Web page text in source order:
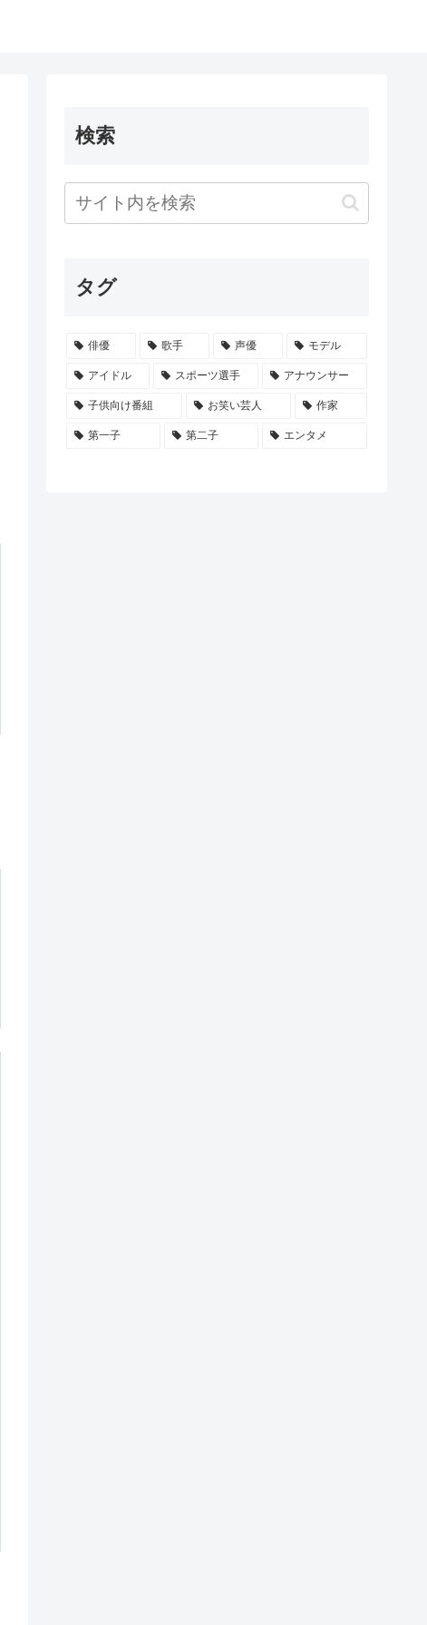
検索
タグ
俳優 歌手 声優 モデル
アイドル スポーツ選手 アナウンサー
子供向け番組 お笑い芸人 作家
第一子 第二子 エンタメ